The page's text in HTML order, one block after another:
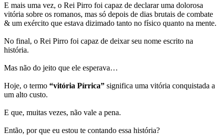
E mais uma vez, o Rei Pirro foi capaz de declarar uma dolorosa
vitória sobre os romanos, mas só depois de dias brutais de combate
& um exército que estava dizimado tanto no físico quanto na mente.
No final, o Rei Pirro foi capaz de deixar seu nome escrito na
história.
Mas não do jeito que ele esperava…
Hoje, o termo “vitória Pírrica” significa uma vitória conquistada a
um alto custo.
E que, muitas vezes, não vale a pena.
Então, por que eu estou te contando essa história?